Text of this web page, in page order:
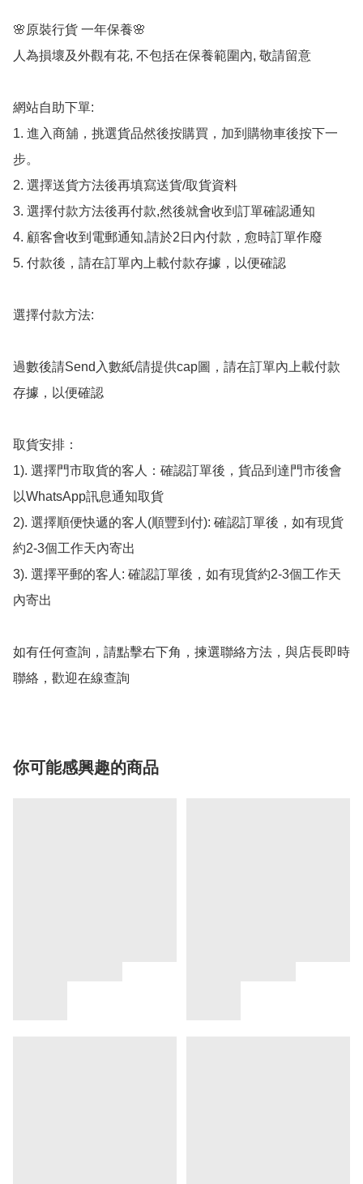
🌸原裝行貨 一年保養🌸
人為損壞及外觀有花, 不包括在保養範圍內, 敬請留意
網站自助下單:
1. 進入商舖，挑選貨品然後按購買，加到購物車後按下一
步。
2. 選擇送貨方法後再填寫送貨/取貨資料
3. 選擇付款方法後再付款,然後就會收到訂單確認通知
4. 顧客會收到電郵通知,請於2日內付款，愈時訂單作廢
5. 付款後，請在訂單內上載付款存據，以便確認
選擇付款方法:
過數後請Send入數紙/請提供cap圖，請在訂單內上載付款
存據，以便確認
取貨安排：
1). 選擇門市取貨的客人：確認訂單後，貨品到達門市後會
以WhatsApp訊息通知取貨
2). 選擇順便快遞的客人(順豐到付): 確認訂單後，如有現貨
約2-3個工作天內寄出
3). 選擇平郵的客人: 確認訂單後，如有現貨約2-3個工作天
內寄出
如有任何查詢，請點擊右下角，揀選聯絡方法，與店長即時
聯絡，歡迎在線查詢
你可能感興趣的商品